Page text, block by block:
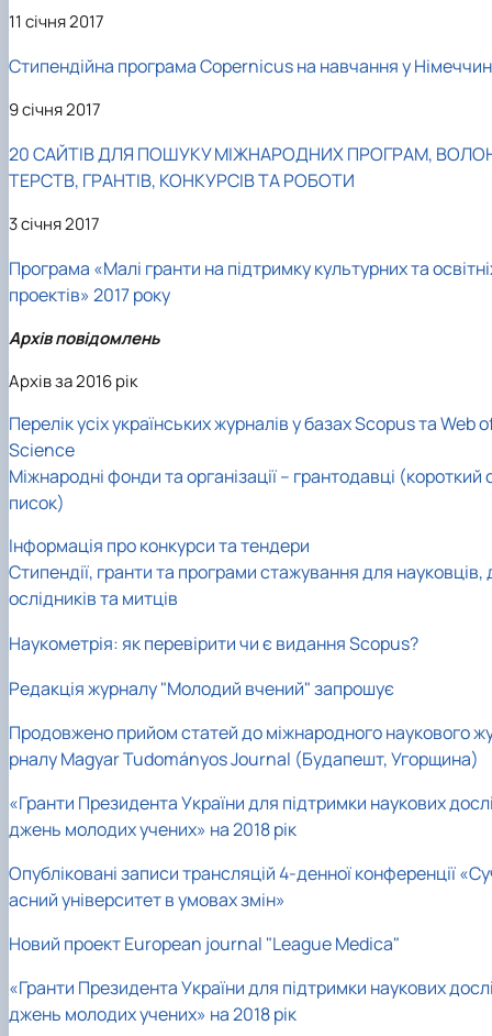
11 січня 2017
Стипендійна програма Copernicus на навчання у
9 січня 2017
20 САЙТІВ ДЛЯ ПОШУКУ МІЖНАРОДНИХ ПРОГРАМ,
ТЕРСТВ, ГРАНТІВ, КОНКУРСІВ ТА РОБОТИ
3 січня 2017
Програма «Малі гранти на підтримку культурних та
проектів» 2017 року
Архів повідомлень
Архів за 2016 рік
Перелік усіх українських журналів у базах Scopus та Web
Science
Міжнародні фонди та організації – грантодавці (короткий
писок)
Інформація про конкурси та тендери
Стипендії, гранти та програми стажування для науковців,
ослідників та митців
Наукометрія: як перевірити чи є видання Scopus?
Редакція журналу "Молодий вчений" запрошує
Продовжено прийом статей до міжнародного наукового
рналу Magyar Tudományos Journal (Будапешт, Угорщина)
«Гранти Президента України для підтримки наукових
джень молодих учених» на 2018 рік
Опубліковані записи трансляцій 4-денної конференції
асний університет в умовах змін»
Новий проект European journal "League Medica"
«Гранти Президента України для підтримки наукових
джень молодих учених» на 2018 рік